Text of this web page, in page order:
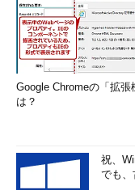
Google Chromeの「拡張
は？
祝、
でも、